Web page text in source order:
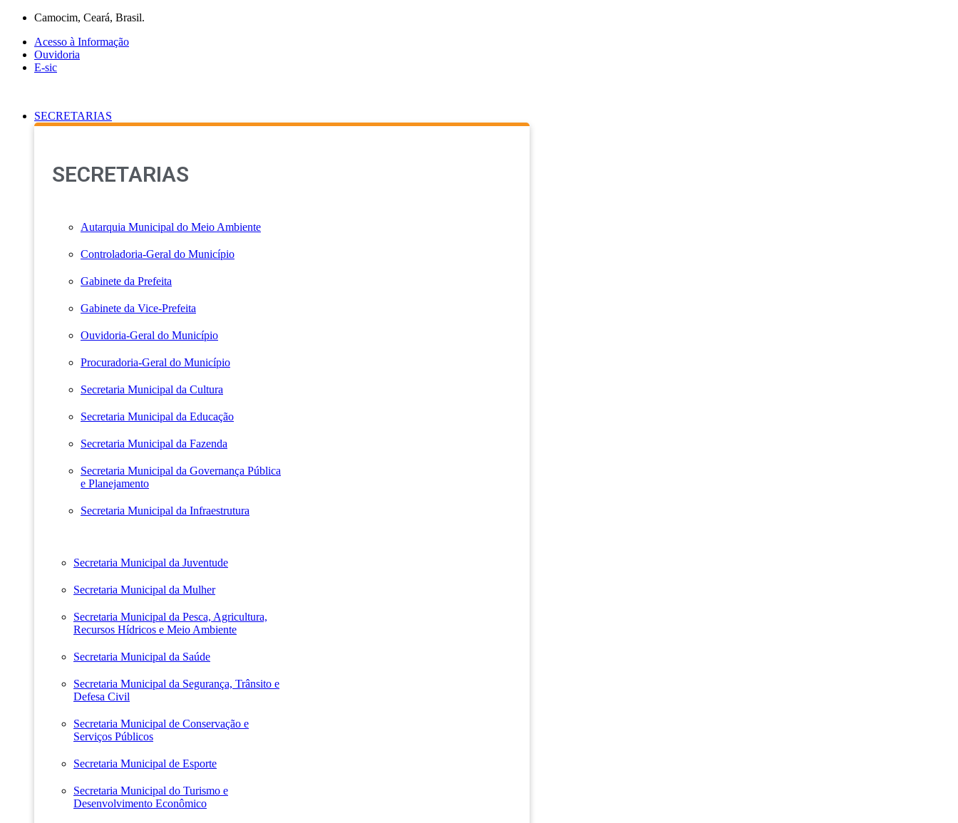
conteúdo
Camocim, Ceará, Brasil.
Acesso à Informação
Ouvidoria
E-sic
SECRETARIAS
SECRETARIAS
Autarquia Municipal do Meio Ambiente
Controladoria-Geral do Município
Gabinete da Prefeita
Gabinete da Vice-Prefeita
Ouvidoria-Geral do Município
Procuradoria-Geral do Município
Secretaria Municipal da Cultura
Secretaria Municipal da Educação
Secretaria Municipal da Fazenda
Secretaria Municipal da Governança Pública
e Planejamento
Secretaria Municipal da Infraestrutura
Secretaria Municipal da Juventude
Secretaria Municipal da Mulher
Secretaria Municipal da Pesca, Agricultura,
Recursos Hídricos e Meio Ambiente
Secretaria Municipal da Saúde
Secretaria Municipal da Segurança, Trânsito e
Defesa Civil
Secretaria Municipal de Conservação e
Serviços Públicos
Secretaria Municipal de Esporte
Secretaria Municipal do Turismo e
Desenvolvimento Econômico